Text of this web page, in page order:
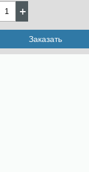
Заказать